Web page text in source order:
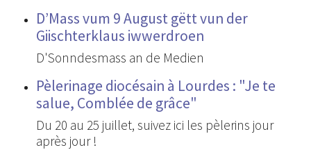
D’Mass vum 9 August gëtt vun der
Giischterklaus iwwerdroen
D'Sonndesmass an de Medien
Pèlerinage diocésain à Lourdes : "Je te
salue, Comblée de grâce"
Du 20 au 25 juillet, suivez ici les pèlerins jour
après jour !